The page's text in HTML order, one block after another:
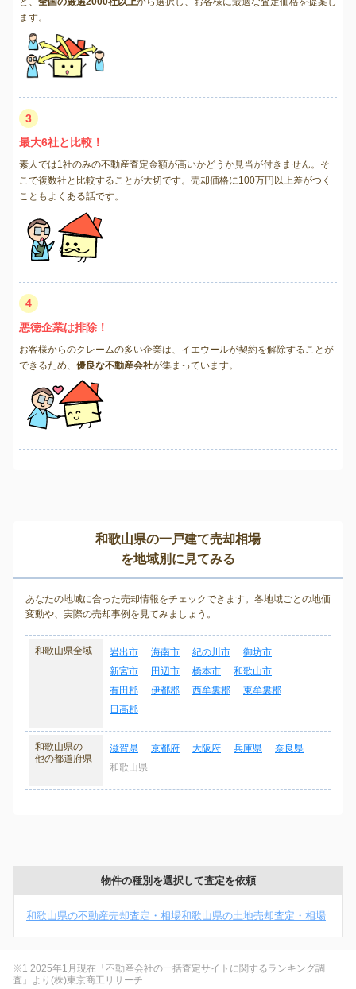
ます。
3
最大6社と比較！
素人では1社のみの不動産査定金額が高いかどうか見当が付きません。そ
こで複数社と比較することが大切です。売却価格に100万円以上差がつく
こともよくある話です。
4
悪徳企業は排除！
お客様からのクレームの多い企業は、イエウールが契約を解除することが
できるため、 優良な不動産会社が集まっています。
和歌山県の一戸建て売却相場
を地域別に見てみる
あなたの地域に合った売却情報をチェックできます。各地域ごとの地価
変動や、実際の売却事例を見てみましょう。
和歌山県全域 岩出市 海南市 紀の川市
御坊市
新宮市
田辺市 橋本市
和歌山市
有田郡
伊都郡 西牟婁郡
東牟婁郡
日高郡
和歌山県の
他の都道府県
滋賀県 京都府 大阪府 兵庫県
奈良県
和歌山県
物件の種別を選択して査定を依頼
和歌山県の不動産売却査定・相場和歌山県の土地売却査定・相場
※1 2025年1月現在「不動産会社の一括査定サイトに関するランキング調
査」より(株)東京商工リサーチ